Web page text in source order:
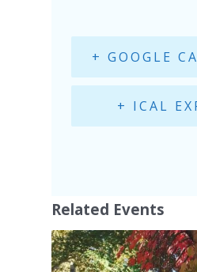
+ GOOGLE
+ ICAL
Related Events